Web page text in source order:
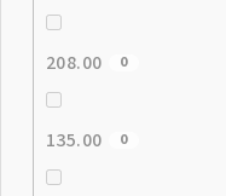
208.00 0
135.00 0